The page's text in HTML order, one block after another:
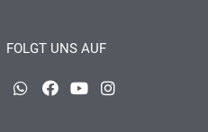
FOLGT UNS AUF